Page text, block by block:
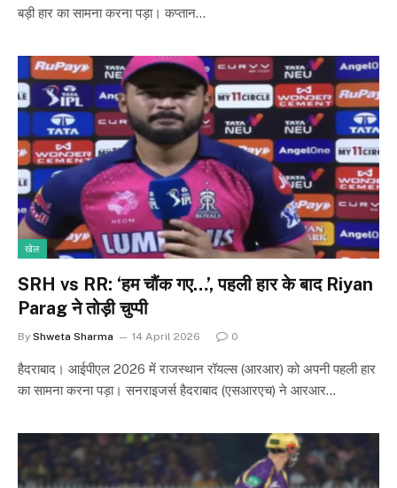
बड़ी हार का सामना करना पड़ा। कप्तान…
खेल
SRH vs RR: ‘हम चौंक गए…’, पहली हार के बाद Riyan
Parag ने तोड़ी चुप्पी
By Shweta Sharma 14 April 2026 0
हैदराबाद। आईपीएल 2026 में राजस्थान रॉयल्स (आरआर) को अपनी पहली हार
का सामना करना पड़ा। सनराइजर्स हैदराबाद (एसआरएच) ने आरआर…